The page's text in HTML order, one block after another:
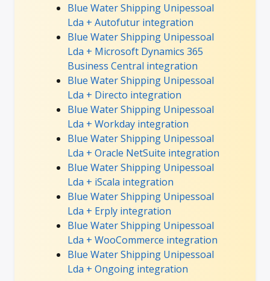
Blue Water Shipping Unipessoal
Lda + Autofutur integration
Blue Water Shipping Unipessoal
Lda + Microsoft Dynamics 365
Business Central integration
Blue Water Shipping Unipessoal
Lda + Directo integration
Blue Water Shipping Unipessoal
Lda + Workday integration
Blue Water Shipping Unipessoal
Lda + Oracle NetSuite integration
Blue Water Shipping Unipessoal
Lda + iScala integration
Blue Water Shipping Unipessoal
Lda + Erply integration
Blue Water Shipping Unipessoal
Lda + WooCommerce integration
Blue Water Shipping Unipessoal
Lda + Ongoing integration